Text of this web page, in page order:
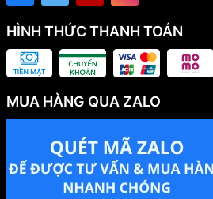
HÌNH THỨC THANH TOÁN
MUA HÀNG QUA ZALO